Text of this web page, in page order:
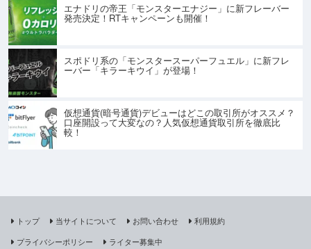
エナドリの帝王「モンスターエナジー」に新フレーバー
発売決定！RTキャンペーンも開催！
スポドリ系の「モンスタースーパーフュエル」に新フレ
ーバー「キラーキウイ」が登場！
仮想通貨(暗号通貨)デビューはどこの取引所がオススメ？
口座開設って大変なの？人気仮想通貨取引所を徹底比
較！
トップ 当サイトについて お問い合わせ
利用規約
プライバシーポリシー
ライター募集中